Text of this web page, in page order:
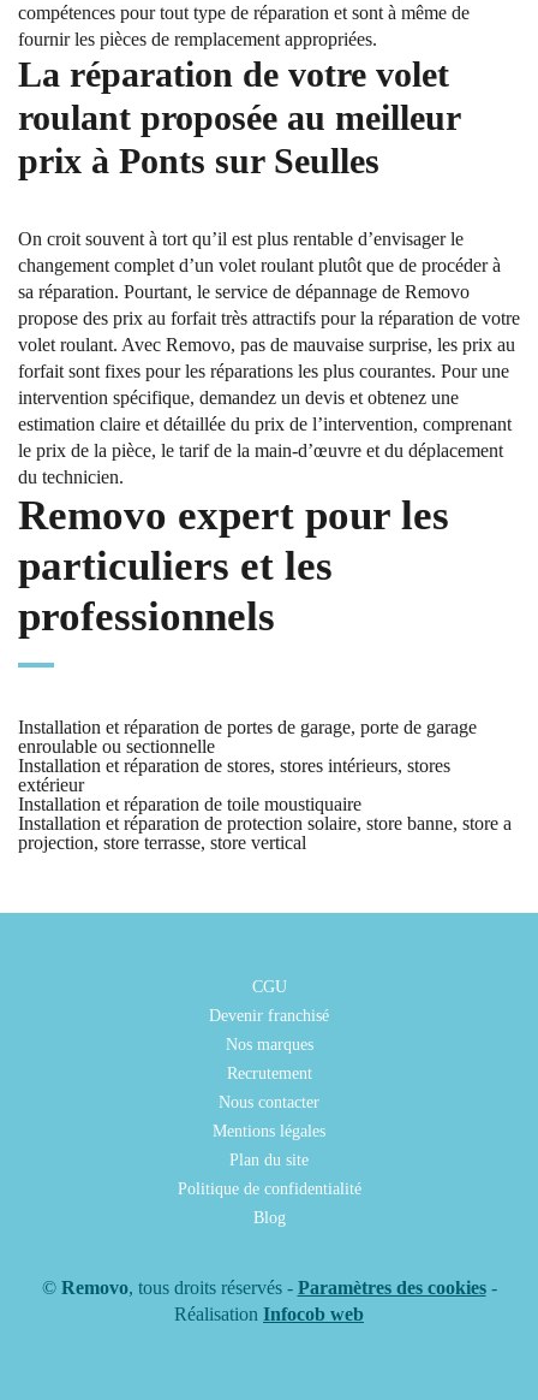
compétences pour tout type de réparation et sont à même de
fournir les pièces de remplacement appropriées.
La réparation de votre volet
roulant proposée au meilleur
prix à Ponts sur Seulles
On croit souvent à tort qu’il est plus rentable d’envisager le
changement complet d’un volet roulant plutôt que de procéder à
sa réparation. Pourtant, le service de dépannage de Removo
propose des prix au forfait très attractifs pour la réparation de votre
volet roulant. Avec Removo, pas de mauvaise surprise, les prix au
forfait sont fixes pour les réparations les plus courantes. Pour une
intervention spécifique, demandez un devis et obtenez une
estimation claire et détaillée du prix de l’intervention, comprenant
le prix de la pièce, le tarif de la main-d’œuvre et du déplacement
du technicien.
Removo expert pour les
particuliers et les
professionnels
Installation et réparation de portes de garage, porte de garage
enroulable ou sectionnelle
Installation et réparation de stores, stores intérieurs, stores
extérieur
Installation et réparation de toile moustiquaire
Installation et réparation de protection solaire, store banne, store a
projection, store terrasse, store vertical
CGU
Devenir franchisé
Nos marques
Recrutement
Nous contacter
Mentions légales
Plan du site
Politique de confidentialité
Blog
© Removo, tous droits réservés - Paramètres des cookies-
Réalisation Infocob web